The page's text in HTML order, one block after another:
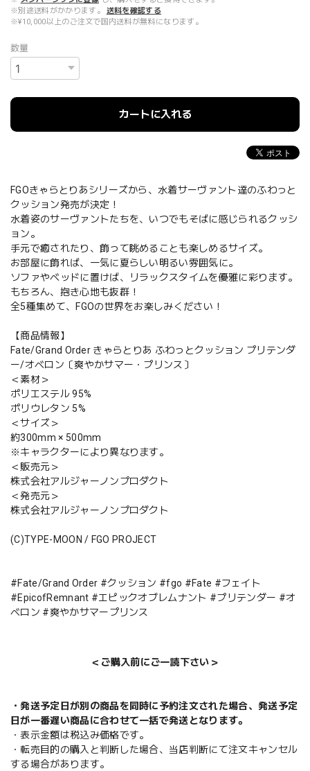
※別途送料がかかります。
送料を確認する
※¥10,000以上のご注文で国内送料が無料になります。
数量
カートに入れる
FGOきゃらとりあシリーズから、水着サーヴァント達のふわっと
クッション発売が決定！
水着姿のサーヴァントたちを、いつでもそばに感じられるクッシ
ョン。
手元で癒されたり、飾って眺めることも楽しめるサイズ。
お部屋に飾れば、一気に夏らしい明るい雰囲気に。
ソファやベッドに置けば、リラックスタイムを優雅に彩ります。
もちろん、抱き心地も抜群！
全5種集めて、FGOの世界をお楽しみください！
【商品情報】
Fate/Grand Order きゃらとりあ ふわっとクッション プリテンダ
ー/オベロン〔爽やかサマー・プリンス〕
＜素材＞
ポリエステル 95%
ポリウレタン 5%
＜サイズ＞
約300mm × 500mm
※キャラクターにより異なります。
＜販売元＞
株式会社アルジャーノンプロダクト
＜発売元＞
株式会社アルジャーノンプロダクト
(C)TYPE-MOON / FGO PROJECT
#Fate/Grand Order #クッション #fgo #Fate #フェイト
#EpicofRemnant #エピックオブレムナント #プリテンダー #オ
ベロン #爽やかサマープリンス
＜ご購入前にご一読下さい＞
・発送予定日が別の商品を同時に予約注文された場合、発送予定
日が一番遅い商品に合わせて一括で発送となります。
・表示金額は税込み価格です。
・転売目的の購入と判断した場合、当店判断にて注文キャンセル
する場合があります。